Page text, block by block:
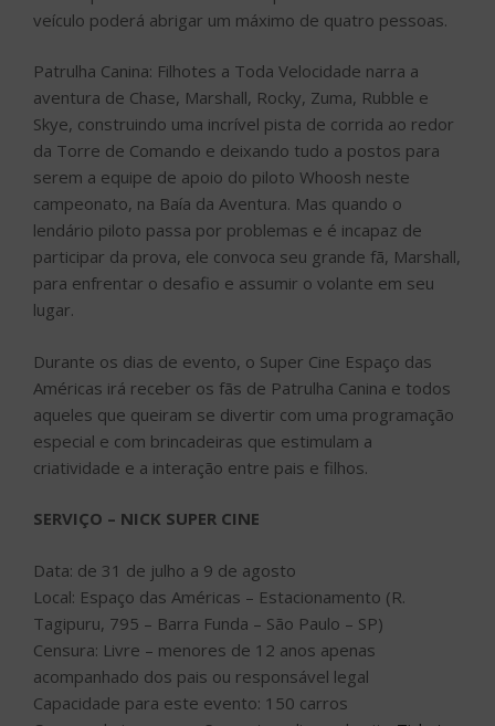
veículo poderá abrigar um máximo de quatro pessoas.
Patrulha Canina: Filhotes a Toda Velocidade narra a
aventura de Chase, Marshall, Rocky, Zuma, Rubble e
Skye, construindo uma incrível pista de corrida ao redor
da Torre de Comando e deixando tudo a postos para
serem a equipe de apoio do piloto Whoosh neste
campeonato, na Baía da Aventura. Mas quando o
lendário piloto passa por problemas e é incapaz de
participar da prova, ele convoca seu grande fã, Marshall,
para enfrentar o desafio e assumir o volante em seu
lugar.
Durante os dias de evento, o Super Cine Espaço das
Américas irá receber os fãs de Patrulha Canina e todos
aqueles que queiram se divertir com uma programação
especial e com brincadeiras que estimulam a
criatividade e a interação entre pais e filhos.
SERVIÇO – NICK SUPER CINE
Data: de 31 de julho a 9 de agosto
Local: Espaço das Américas – Estacionamento (R.
Tagipuru, 795 – Barra Funda – São Paulo – SP)
Censura: Livre – menores de 12 anos apenas
acompanhado dos pais ou responsável legal
Capacidade para este evento: 150 carros